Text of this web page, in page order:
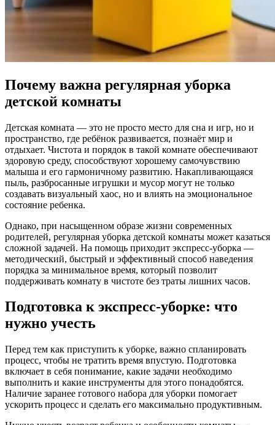
Почему важна регулярная уборка
детской комнаты
Детская комната — это не просто место для сна и игр, но и
пространство, где ребёнок развивается, познаёт мир и
отдыхает. Чистота и порядок в такой комнате обеспечивают
здоровую среду, способствуют хорошему самочувствию
малыша и его гармоничному развитию. Накапливающаяся
пыль, разбросанные игрушки и мусор могут не только
создавать визуальный хаос, но и влиять на эмоциональное
состояние ребенка.
Однако, при насыщенном образе жизни современных
родителей, регулярная уборка детской комнаты может казаться
сложной задачей. На помощь приходит экспресс-уборка —
методический, быстрый и эффективный способ наведения
порядка за минимальное время, который позволит
поддерживать комнату в чистоте без траты лишних часов.
Подготовка к экспресс-уборке: что
нужно учесть
Перед тем как приступить к уборке, важно спланировать
процесс, чтобы не тратить время впустую. Подготовка
включает в себя понимание, какие задачи необходимо
выполнить и какие инструменты для этого понадобятся.
Наличие заранее готового набора для уборки помогает
ускорить процесс и сделать его максимально продуктивным.